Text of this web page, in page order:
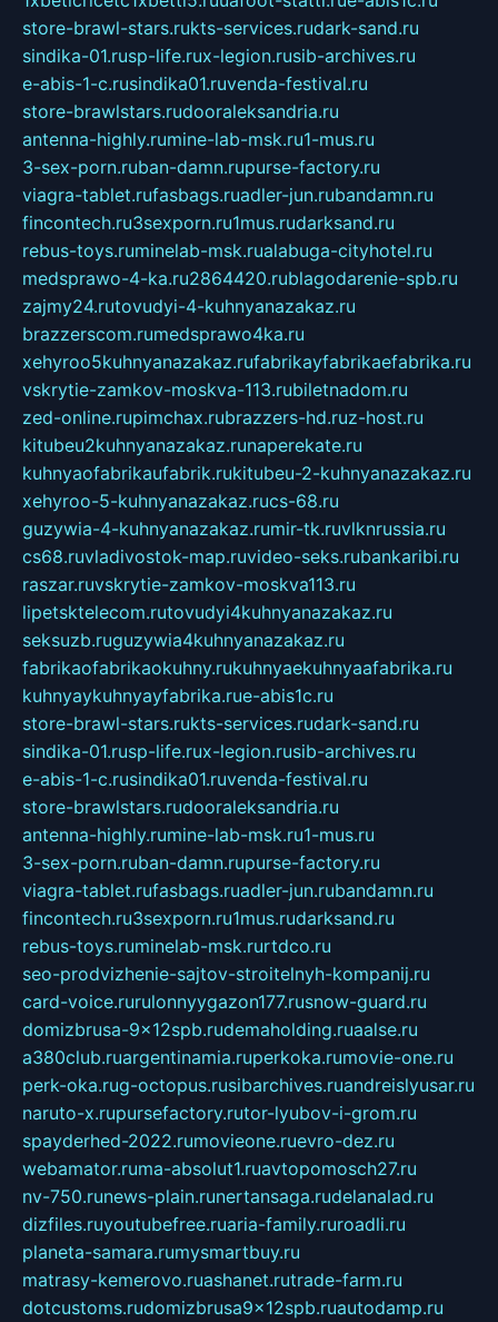
store-brawl-stars.rukts-services.rudark-sand.ru
sindika-01.rusp-life.rux-legion.rusib-archives.ru
e-abis-1-c.rusindika01.ruvenda-festival.ru
store-brawlstars.rudooraleksandria.ru
antenna-highly.rumine-lab-msk.ru1-mus.ru
3-sex-porn.ruban-damn.rupurse-factory.ru
viagra-tablet.rufasbags.ruadler-jun.rubandamn.ru
fincontech.ru3sexporn.ru1mus.rudarksand.ru
rebus-toys.ruminelab-msk.rualabuga-cityhotel.ru
medsprawo-4-ka.ru2864420.rublagodarenie-spb.ru
zajmy24.rutovudyi-4-kuhnyanazakaz.ru
brazzerscom.rumedsprawo4ka.ru
xehyroo5kuhnyanazakaz.rufabrikayfabrikaefabrika.ru
vskrytie-zamkov-moskva-113.rubiletnadom.ru
zed-online.rupimchax.rubrazzers-hd.ruz-host.ru
kitubeu2kuhnyanazakaz.runaperekate.ru
kuhnyaofabrikaufabrik.rukitubeu-2-kuhnyanazakaz.ru
xehyroo-5-kuhnyanazakaz.rucs-68.ru
guzywia-4-kuhnyanazakaz.rumir-tk.ruvlknrussia.ru
cs68.ruvladivostok-map.ruvideo-seks.rubankaribi.ru
raszar.ruvskrytie-zamkov-moskva113.ru
lipetsktelecom.rutovudyi4kuhnyanazakaz.ru
seksuzb.ruguzywia4kuhnyanazakaz.ru
fabrikaofabrikaokuhny.rukuhnyaekuhnyaafabrika.ru
kuhnyaykuhnyayfabrika.rue-abis1c.ru
store-brawl-stars.rukts-services.rudark-sand.ru
sindika-01.rusp-life.rux-legion.rusib-archives.ru
e-abis-1-c.rusindika01.ruvenda-festival.ru
store-brawlstars.rudooraleksandria.ru
antenna-highly.rumine-lab-msk.ru1-mus.ru
3-sex-porn.ruban-damn.rupurse-factory.ru
viagra-tablet.rufasbags.ruadler-jun.rubandamn.ru
fincontech.ru3sexporn.ru1mus.rudarksand.ru
rebus-toys.ruminelab-msk.rurtdco.ru
seo-prodvizhenie-sajtov-stroitelnyh-kompanij.ru
card-voice.rurulonnyygazon177.rusnow-guard.ru
domizbrusa-9x12spb.rudemaholding.ruaalse.ru
a380club.ruargentinamia.ruperkoka.rumovie-one.ru
perk-oka.rug-octopus.rusibarchives.ruandreislyusar.ru
naruto-x.rupursefactory.rutor-lyubov-i-grom.ru
spayderhed-2022.rumovieone.ruevro-dez.ru
webamator.ruma-absolut1.ruavtopomosch27.ru
nv-750.runews-plain.runertansaga.rudelanalad.ru
dizfiles.ruyoutubefree.ruaria-family.ruroadli.ru
planeta-samara.rumysmartbuy.ru
matrasy-kemerovo.ruashanet.rutrade-farm.ru
dotcustoms.rudomizbrusa9x12spb.ruautodamp.ru